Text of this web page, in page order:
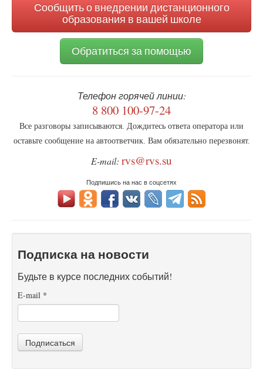
Сообщить о внедрении дистанционного
образования в вашей школе
Обратиться за помощью
Телефон горячей линии:
8 800 100-97-24
Все разговоры записываются. Дождитесь ответа оператора или
оставьте сообщение на автоответчик. Вам обязательно перезвонят.
E-mail: rvs@rvs.su
Подпишись на нас в соцсетях
Подписка на новости
Будьте в курсе последних событий!
E-mail *
Подписаться